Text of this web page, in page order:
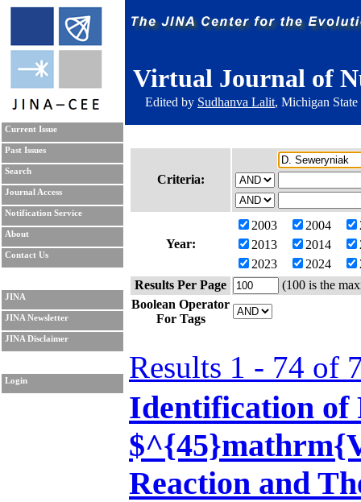
Virtual Journal of
Edited by Sudhanva Lalit, Michigan
Current Issue
Past Issues
Search
Journal Access
Notification Service
About
Contact Us
JINA
JINA Newsletter
JINA Disclaimer
Login
Criteria:
Year:
2003 2004
2013
2014
2023
2024
Results Per Page
(100 is the
Boolean Operator
For Tags
Results 1 - 74 of
Identification of
Reaction and